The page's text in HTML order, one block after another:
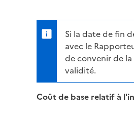
Si la date de fin
avec le
de convenir de
validité.
Coût de base relatif à